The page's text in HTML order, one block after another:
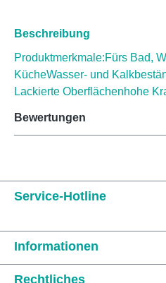
Beschreibung
Produktmerkmale:Fürs Bad,
KücheWasser- und
Lackierte Oberflächenhohe
Bewertungen
Service-Hotline
Informationen
Rechtliches